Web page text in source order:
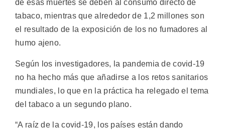
de esas muertes se deben al consumo directo de
tabaco, mientras que alrededor de 1,2 millones son
el resultado de la exposición de los no fumadores al
humo ajeno.
Según los investigadores, la pandemia de covid-19
no ha hecho más que añadirse a los retos sanitarios
mundiales, lo que en la práctica ha relegado el tema
del tabaco a un segundo plano.
“A raíz de la covid-19, los países están dando